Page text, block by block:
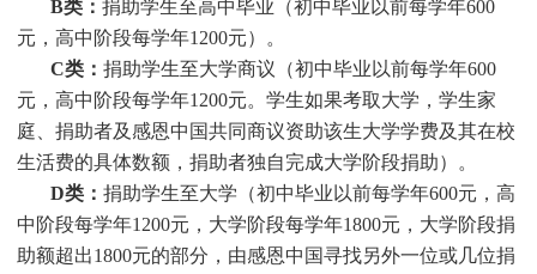
B类： 捐助学生至高中毕业（初中毕业以前每学年600
元，高中阶段每学年1200元）。
C类： 捐助学生至大学商议（初中毕业以前每学年600
元，高中阶段每学年1200元。 学生如果考取大学， 学生家
庭、捐助者及感恩中国共同商议资助该生大学学费及其在校
生活费的具体数额，捐助者独自完成大学阶段捐助）。
D类： 捐助学生至大学（初中毕业以前每学年600元，高
中阶段每学年1200元，大学阶段每学年1800元，大学阶段捐
助额超出1800元的部分，由感恩中国寻找另外一位或几位捐